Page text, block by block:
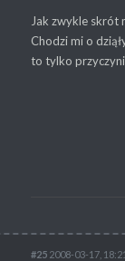
Jak zwykle skrót
Chodzi mi o
to tylko
#25 2008-03-17, 18:21